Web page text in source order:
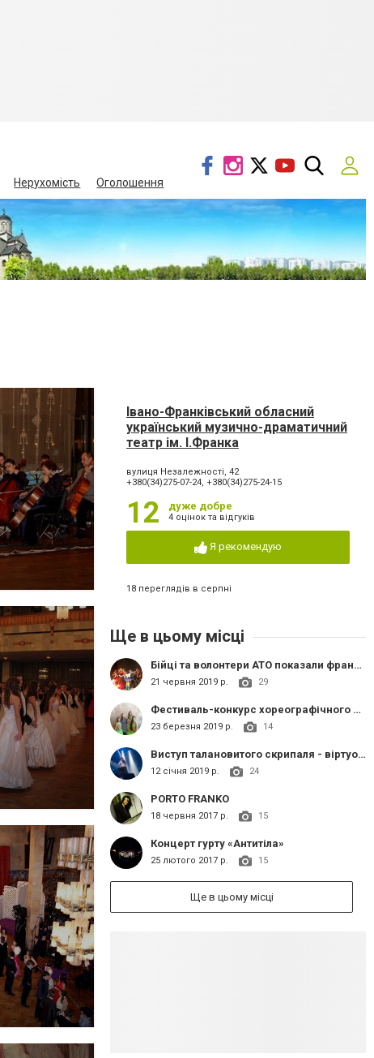
Нерухомість Оголошення
Івано-Франківський обласний
український музично-драматичний
театр ім. І.Франка
вулиця Незалежності, 42
+380(34)275-07-24, +380(34)275-24-15
12 дуже добре
4 оцінок та відгуків
Я рекомендую
18 переглядів в серпні
Ще в цьому місці
Бійці та волонтери АТО показали франківцям виставу Шекспіра англійською мовою
21 червня 2019 р. 29
Фестиваль-конкурс хореографічного митсецтва «Stanislaviv dance Festival 2019»
23 березня 2019 р. 14
Виступ талановитого скрипаля - віртуоза Олександра Божика на сцені Обласного Драматичного театру
12 січня 2019 р. 24
PORTO FRANKO
18 червня 2017 р. 15
Концерт гурту «Антитіла»
25 лютого 2017 р. 15
Ще в цьому місці